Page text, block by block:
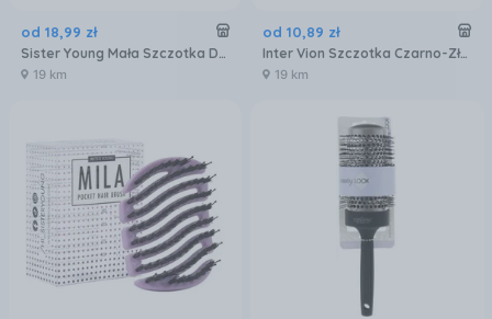
od 18,99 zł
Sister Young Mała Szczotka Do Włosów Z Włosiem Dzika Do Torebki
19 km
od 10,89 zł
Inter Vion Szczotka Czarno-Złota do Modelowania Ceramiczna 52/75mm
19 km